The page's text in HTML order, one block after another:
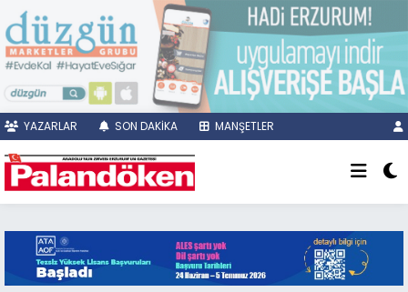
YAZARLAR SON DAKİKA MANŞETLER